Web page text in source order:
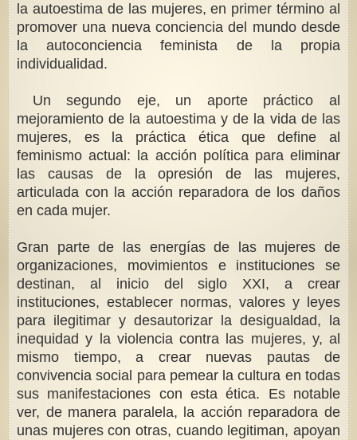
la autoestima de las mujeres, en primer término al
promover una nueva conciencia del mundo desde
la autoconciencia feminista de la propia
individualidad.
Un segundo eje, un aporte práctico al
mejoramiento de la autoestima y de la vida de las
mujeres, es la práctica ética que define al
feminismo actual: la acción política para eliminar
las causas de la opresión de las mujeres,
articulada con la acción reparadora de los daños
en cada mujer.
Gran parte de las energías de las mujeres de
organizaciones, movimientos e instituciones se
destinan, al inicio del siglo XXI, a crear
instituciones, establecer normas, valores y leyes
para ilegitimar y desautorizar la desigualdad, la
inequidad y la violencia contra las mujeres, y, al
mismo tiempo, a crear nuevas pautas de
convivencia social para pemear la cultura en todas
sus manifestaciones con esta ética. Es notable
ver, de manera paralela, la acción reparadora de
unas mujeres con otras, cuando legitiman, apoyan